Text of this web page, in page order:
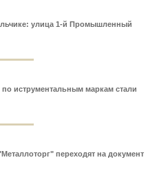
улица 1-й Промышленный
иструментальным маркам стали
переходят на документ